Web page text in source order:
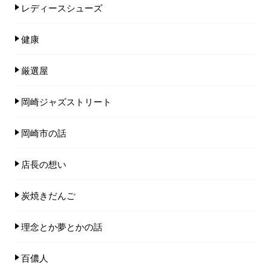
レディースシューズ
健康
厳選屋
岡崎ジャズストリート
岡崎市の話
店長の想い
炭焼きだんご
理念とか夢とかの話
百儂人